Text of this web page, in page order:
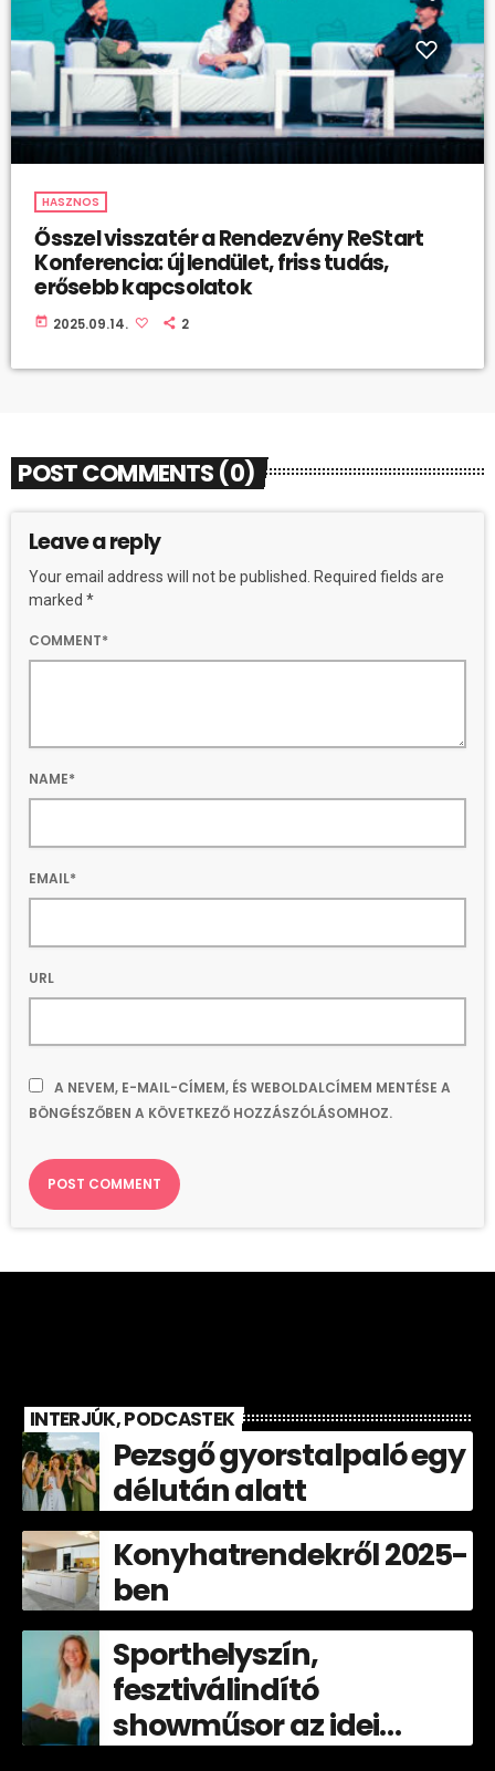
HASZNOS
Ősszel visszatér a Rendezvény ReStart
Konferencia: új lendület, friss tudás,
erősebb kapcsolatok
today 2025.09.14. 2
POST COMMENTS (0)
Leave a reply
Your email address will not be published. Required fields are
marked *
COMMENT*
NAME*
EMAIL*
URL
A NEVEM, E-MAIL-CÍMEM, ÉS WEBOLDALCÍMEM MENTÉSE A
BÖNGÉSZŐBEN A KÖVETKEZŐ HOZZÁSZÓLÁSOMHOZ.
INTERJÚK, PODCASTEK
Pezsgő gyorstalpaló egy
délután alatt
Konyhatrendekről 2025-
ben
Sporthelyszín,
fesztiválindító
showműsor az idei